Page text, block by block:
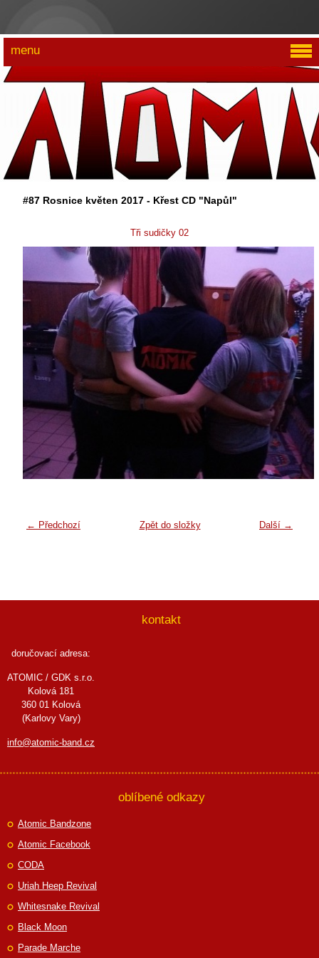
#87 Rosnice květen 2017 - Křest CD "Napůl"
Tři sudičky 02
← Předchozí Další →
Zpět do složky
menu
kontakt
doručovací adresa:
ATOMIC / GDK s.r.o.
Kolová 181
360 01 Kolová
(Karlovy Vary)
info@atomic-band.cz
oblíbené odkazy
Atomic Bandzone
Atomic Facebook
CODA
Uriah Heep Revival
Whitesnake Revival
Black Moon
Parade Marche